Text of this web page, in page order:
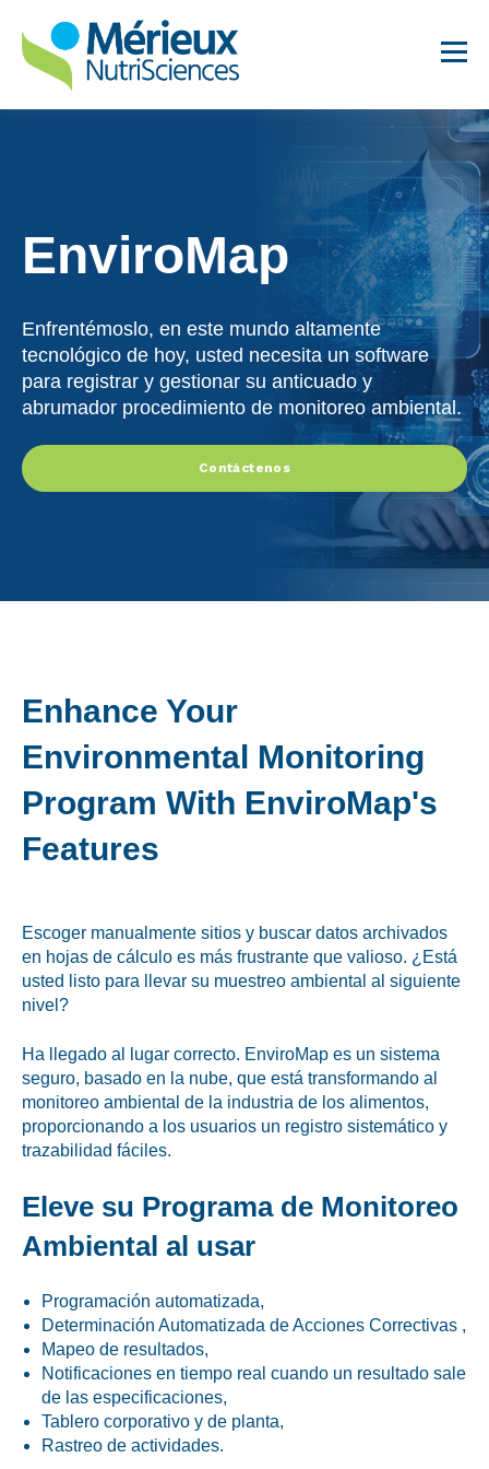
Suplementos Dietéticos
Servicios para
Establecimientos de
Alimentos
Auditorías y
Herramientas Digitales
Adecuación al mercado
Negocio sustentable
Producción
Suministro
Gestión de calidad
Acerca de nosotros
Carreras
Certificados ISO
Noticias
EnviroMap
Enfrentémoslo, en este mundo altamente
tecnológico de hoy, usted necesita un software
para registrar y gestionar su anticuado y
abrumador procedimiento de monitoreo ambiental.
Contáctenos
Enhance Your
Environmental Monitoring
Program With EnviroMap's
Features
Escoger manualmente sitios y buscar datos archivados
en hojas de cálculo es más frustrante que valioso. ¿Está
usted listo para llevar su muestreo ambiental al siguiente
nivel?
Ha llegado al lugar correcto. EnviroMap es un sistema
seguro, basado en la nube, que está transformando al
monitoreo ambiental de la industria de los alimentos,
proporcionando a los usuarios un registro sistemático y
trazabilidad fáciles.
Eleve su Programa de Monitoreo
Ambiental al usar
Programación automatizada,
Determinación Automatizada de Acciones Correctivas ,
Mapeo de resultados,
Notificaciones en tiempo real cuando un resultado sale
de las especificaciones,
Tablero corporativo y de planta,
Rastreo de actividades.